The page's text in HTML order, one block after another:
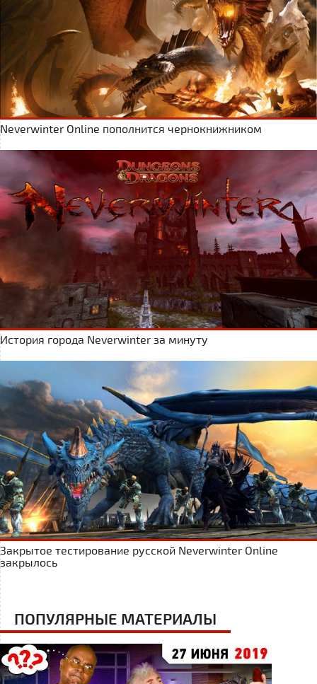
Neverwinter Online пополнится чернокнижником
История города Neverwinter за минуту
Закрытое тестирование русской Neverwinter Online
закрылось
ПОПУЛЯРНЫЕ МАТЕРИАЛЫ